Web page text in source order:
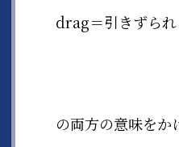
drag＝引きずら
の両方の意味をか